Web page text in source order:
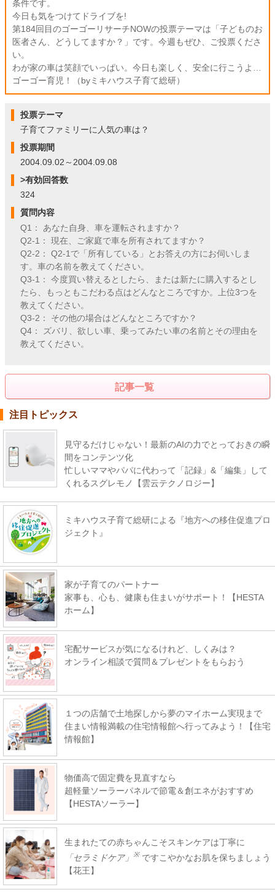
条件です。
今日も気をつけてドライブを!
第184回目のゴーゴーリサーチNOWの投票テーマは「子どものお
医者さん、どうしてますか？」です。今週もぜひ、ご投票くださ
い。
わが家の車は笑顔でいっぱい。今日も楽しく、安全に行こうよ…
ゴーゴー育児！（byミキハウス子育て総研）
投票テーマ
子育てファミリーに人気の車は？
投票期間
2004.09.02～2004.09.08
>有効回答数
324
質問内容
Q1： あなた自身、車を運転されますか？
Q2-1： 現在、ご家庭で車を所有されてますか？
Q2-2： Q2-1で「所有している」とお答えの方にお伺いしま
す。車の名前を教えてください。
Q3-1： 今度買い替えるとしたら、または新たに購入するとし
たら、もっともこだわる点はどんなところですか。上位3つを
教えてください。
Q3-2： その他の場合はどんなところですか？
Q4： ズバリ、欲しい車、乗ってみたい車の名前とその理由を
教えてください。
記事一覧
注目トピックス
見守るだけじゃない！最新のAIの力でとっておきの瞬
間をコンテンツ化
忙しいママやパパに代わって「記録」&「編集」して
くれるスグレモノ【雲云テクノロジー】
ミキハウス子育て総研による『地方への移住促進プロ
ジェクト』
家が子育てのパートナー
家事も、心も、健康も住まいがサポート！【HESTA
ホーム】
宅配サービスが気になるけれど、しくみは？
オンライン相談で質問＆プレゼントをもらおう
１つの店舗で土地探しから夢のマイホーム実現まで
住まい情報満載の住宅情報館へ行ってみよう！【住宅
情報館】
物価高で固定費を見直すなら
超軽量ソーラーパネルで節電＆創エネがおすすめ
【HESTAソーラー】
生まれたての赤ちゃんこそスキンケアは丁寧に
「セラミドケア」
※ ですこやかなお肌を保ちましょう
【花王】